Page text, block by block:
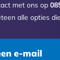
met ons op
alle opties
e-mail